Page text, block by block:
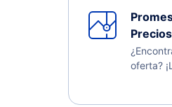
oferta?